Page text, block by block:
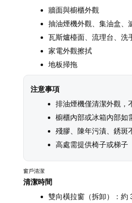
牆面與櫥櫃外觀
抽油煙機外觀、集油盒、
瓦斯爐檯面、流理台、洗
家電外觀擦拭
地板掃拖
注意事項
排油煙機僅清潔外觀，
櫥櫃內部或冰箱內部如
殘膠、陳年污漬、銹斑
高處需提供椅子或梯子
窗戶清潔
清潔時間
雙向橫拉窗（拆卸）：約